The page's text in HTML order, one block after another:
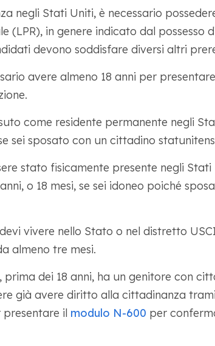
negli Stati Uniti, è necessario
(LPR), in genere indicato dal possesso
devono soddisfare diversi altri
avere almeno 18 anni per
come residente permanente negli
sei sposato con un cittadino
stato fisicamente presente negli
o 18 mesi, se sei idoneo poiché
vivere nello Stato o nel distretto
almeno tre mesi.
prima dei 18 anni, ha un genitore con
già avere diritto alla cittadinanza
il modulo N-600 per